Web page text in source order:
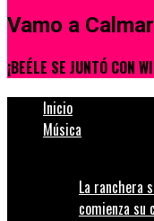
Vamo a
¡BEÉLE SE JUNTÓ CON
Inicio
Música
La ranchera
comienza